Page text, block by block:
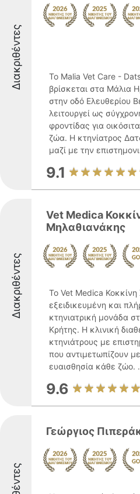
Διακριθέντες
Το Malia Vet Care -
βρίσκεται στα Μάλια
στην οδό Ελευθερίου
λειτουργεί ως
φροντίδας για
ζώα. Η κτηνίατρος
μαζί με την
9.1
Διακριθέντες
Vet Medica
Μηλαθιανάκης
Το Vet Medica Κοκκίνη
εξειδικευμένη και
κτηνιατρική μονάδα
Κρήτης. Η κλινική
κτηνιάτρους με
που αντιμετωπίζουν
ευαισθησία κάθε ζώο.
9.6
Γεώργιος